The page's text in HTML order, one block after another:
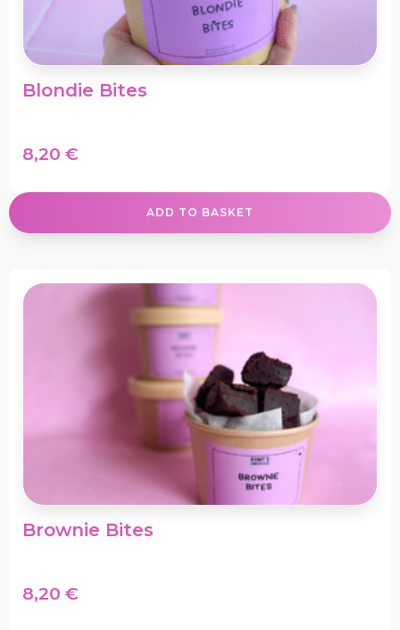
Blondie Bites
8,20 €
ADD TO BASKET
Brownie Bites
8,20 €